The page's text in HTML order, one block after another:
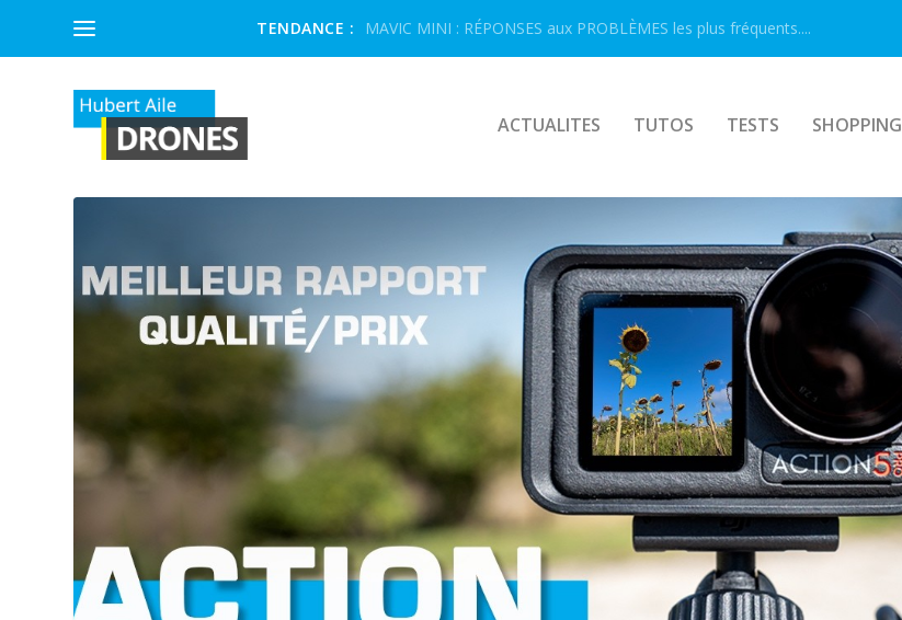
TENDANCE : MAVIC MINI : RÉPONSES aux PROBLÈMES les plus fréquents....
ACTUALITES TUTOS TESTS SHOPPING
ÉTIQUETTE :OSMO ACTION 5